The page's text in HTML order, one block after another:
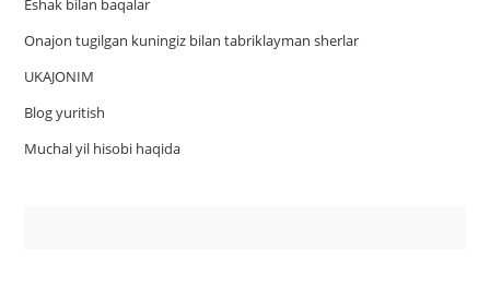
Eshak bilan baqalar
Onajon tugilgan kuningiz bilan tabriklayman sherlar
UKAJONIM
Blog yuritish
Muchal yil hisobi haqida